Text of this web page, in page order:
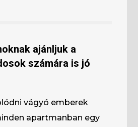
ajánljuk a
számára is jó
vágyó emberek
apartmanban egy